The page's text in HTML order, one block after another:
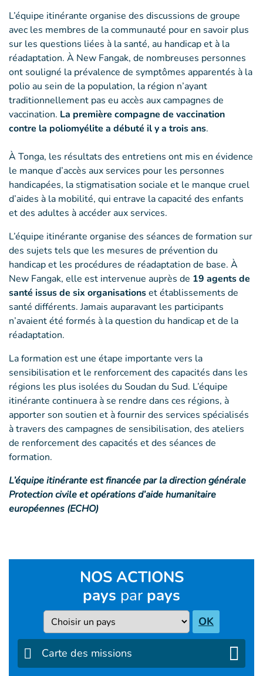
L’équipe itinérante organise des discussions de groupe
avec les membres de la communauté pour en savoir plus
sur les questions liées à la santé, au handicap et à la
réadaptation. À New Fangak, de nombreuses personnes
ont souligné la prévalence de symptômes apparentés à la
polio au sein de la population, la région n’ayant
traditionnellement pas eu accès aux campagnes de
vaccination. La première compagne de vaccination
contre la poliomyélite a débuté il y a trois ans.
À Tonga, les résultats des entretiens ont mis en évidence
le manque d’accès aux services pour les personnes
handicapées, la stigmatisation sociale et le manque cruel
d’aides à la mobilité, qui entrave la capacité des enfants
et des adultes à accéder aux services.
L’équipe itinérante organise des séances de formation sur
des sujets tels que les mesures de prévention du
handicap et les procédures de réadaptation de base. À
New Fangak, elle est intervenue auprès de 19 agents de
santé issus de six organisationset établissements de
santé différents. Jamais auparavant les participants
n’avaient été formés à la question du handicap et de la
réadaptation.
La formation est une étape importante vers la
sensibilisation et le renforcement des capacités dans les
régions les plus isolées du Soudan du Sud. L’équipe
itinérante continuera à se rendre dans ces régions, à
apporter son soutien et à fournir des services spécialisés
à travers des campagnes de sensibilisation, des ateliers
de renforcement des capacités et des séances de
formation.
L’équipe itinérante est financée par la direction générale
Protection civile et opérations d’aide humanitaire
européennes (ECHO)
NOS ACTIONS
pays par pays
Pays OK
Carte des missions